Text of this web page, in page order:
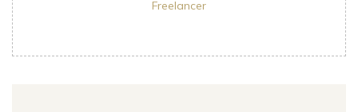
Freelancer